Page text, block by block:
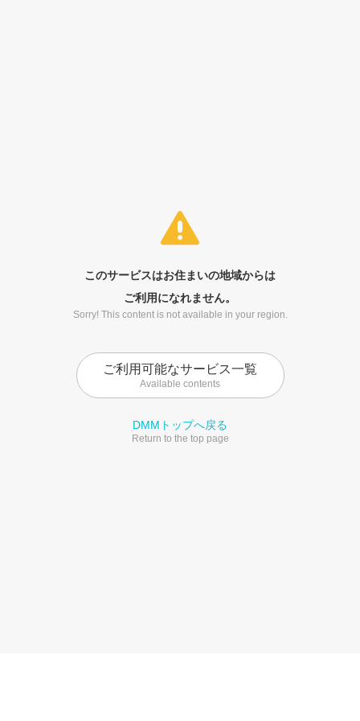
このサービスはお住まいの地域からは
ご利用になれません。
Sorry! This content is not available in your region.
ご利用可能なサービス一覧
Available contents
DMMトップへ戻る
Return to the top page